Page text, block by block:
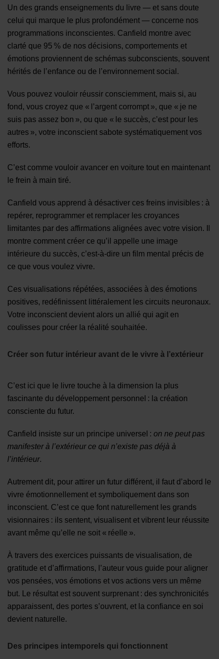
Un des grands enseignements du livre — et sans doute
celui qui marque le plus profondément — concerne nos
programmations inconscientes. Canfield montre avec
clarté que 95 % de nos décisions, comportements et
émotions proviennent de schémas subconscients, souvent
hérités de l’enfance ou de l’environnement social.
Vous pouvez vouloir réussir consciemment, mais si, au
fond, vous croyez que « l’argent corrompt », que « je ne
suis pas assez bon », ou que « le succès, c’est pour les
autres », votre inconscient sabote systématiquement vos
efforts.
C’est comme vouloir avancer en voiture tout en maintenant
le frein à main tiré.
Canfield vous apprend à désactiver ces freins invisibles : à
repérer, reprogrammer et remplacer les croyances
limitantes par des affirmations alignées avec votre vision. Il
montre comment créer ce qu’il appelle une image
intérieure du succès, c’est-à-dire un film mental précis de
ce que vous voulez vivre.
Ces visualisations répétées, associées à des émotions
positives, redéfinissent littéralement les circuits neuronaux.
Votre inconscient devient alors un allié qui agit en
coulisses pour créer la réalité souhaitée.
Créer son futur intérieur avant de le vivre à l’extérieur
C’est ici que le livre touche à la dimension la plus
fascinante du développement personnel : la création
consciente du futur.
Canfield insiste sur un principe universel : on ne peut pas
manifester à l’extérieur ce qui n’existe pas déjà à
l’intérieur.
Autrement dit, pour attirer un futur différent, il faut d’abord le
vivre émotionnellement et symboliquement dans son
inconscient. C’est ce que font naturellement les grands
visionnaires : ils sentent, visualisent et vibrent leur réussite
avant même qu’elle ne soit « réelle ».
À travers des exercices puissants de visualisation, de
gratitude et d’affirmations, l’auteur vous guide pour aligner
vos pensées, vos émotions et vos actions vers un même
but. Le résultat est souvent surprenant : des synchronicités
apparaissent, des portes s’ouvrent, et la confiance en soi
devient naturelle.
Des principes intemporels qui fonctionnent